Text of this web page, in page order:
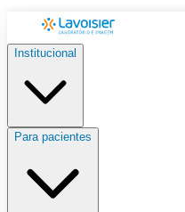
Institucional
Para pacientes